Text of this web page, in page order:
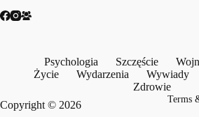
Psychologia Szczęście
Życie
Wydarzenia Wywiady
Zdrowie
Copyright © 2026
Terms